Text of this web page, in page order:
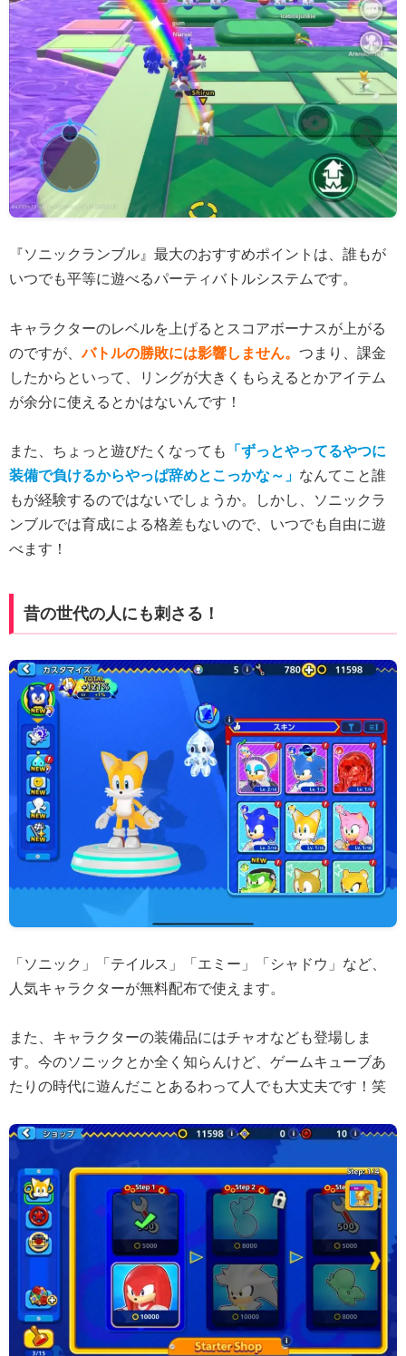
『ソニックランブル』最大のおすすめポイントは、誰もが
いつでも平等に遊べるパーティバトルシステムです。
キャラクターのレベルを上げるとスコアボーナスが上がる
のですが、バトルの勝敗には影響しません。 つまり、課金
したからといって、リングが大きくもらえるとかアイテム
が余分に使えるとかはないんです！
また、ちょっと遊びたくなっても
「ずっとやってるやつに
装備で負けるからやっぱ辞めとこっかな～」 なんてこと誰
もが経験するのではないでしょうか。しかし、ソニックラ
ンブルでは育成による格差もないので、いつでも自由に遊
べます！
昔の世代の人にも刺さる！
「ソニック」「テイルス」「エミー」「シャドウ」など、
人気キャラクターが無料配布で使えます。
また、キャラクターの装備品にはチャオなども登場しま
す。今のソニックとか全く知らんけど、ゲームキューブあ
たりの時代に遊んだことあるわって人でも大丈夫です！笑